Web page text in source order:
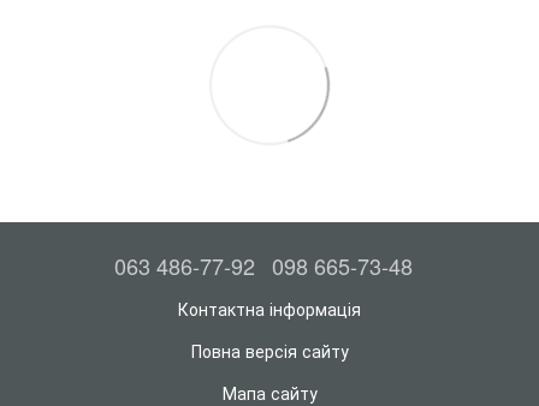
063 486-77-92 098 665-73-48
Контактна інформація
Повна версія сайту
Мапа сайту